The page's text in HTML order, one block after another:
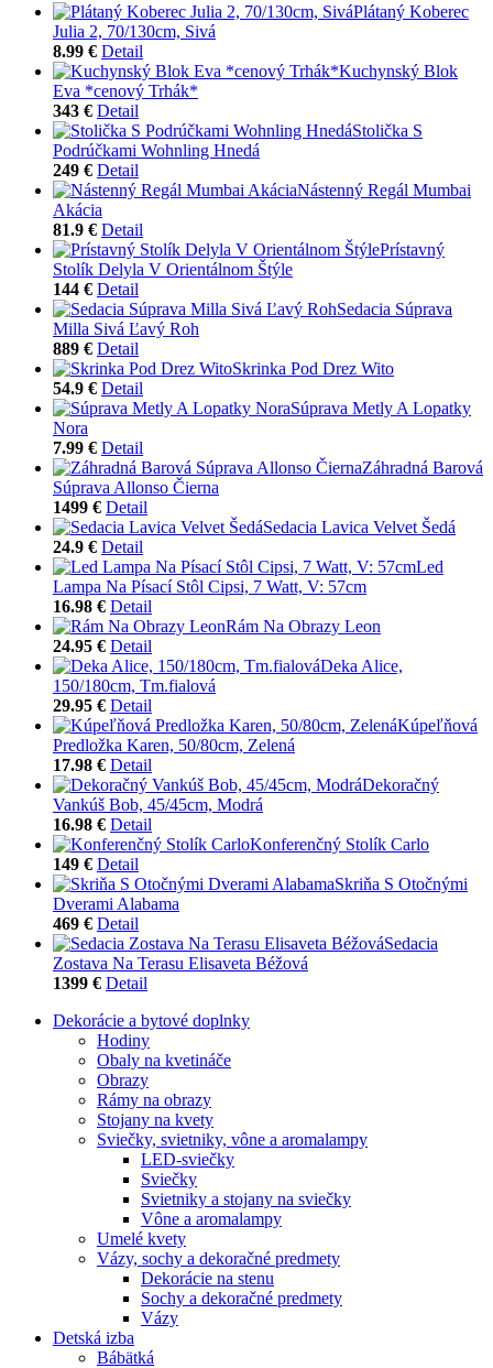
Plátaný Koberec
Julia 2, 70/130cm, Sivá
8.99 € Detail
Kuchynský Blok
Eva *cenový Trhák*
343 € Detail
Stolička S
Podrúčkami Wohnling Hnedá
249 € Detail
Nástenný Regál Mumbai
Akácia
81.9 € Detail
Prístavný
Stolík Delyla V Orientálnom Štýle
144 € Detail
Sedacia Súprava
Milla Sivá Ľavý Roh
889 € Detail
Skrinka Pod Drez Wito
54.9 € Detail
Súprava Metly A Lopatky
Nora
7.99 € Detail
Záhradná Barová
Súprava Allonso Čierna
1499 € Detail
Sedacia Lavica Velvet Šedá
24.9 € Detail
Led
Lampa Na Písací Stôl Cipsi, 7 Watt, V: 57cm
16.98 € Detail
Rám Na Obrazy Leon
24.95 € Detail
Deka Alice,
150/180cm, Tm.fialová
29.95 € Detail
Kúpeľňová
Predložka Karen, 50/80cm, Zelená
17.98 € Detail
Dekoračný
Vankúš Bob, 45/45cm, Modrá
16.98 € Detail
Konferenčný Stolík Carlo
149 € Detail
Skriňa S Otočnými
Dverami Alabama
469 € Detail
Sedacia
Zostava Na Terasu Elisaveta Béžová
1399 € Detail
Dekorácie a bytové doplnky
Hodiny
Obaly na kvetináče
Obrazy
Rámy na obrazy
Stojany na kvety
Sviečky, svietniky, vône a aromalampy
LED-sviečky
Sviečky
Svietniky a stojany na sviečky
Vône a aromalampy
Umelé kvety
Vázy, sochy a dekoračné predmety
Dekorácie na stenu
Sochy a dekoračné predmety
Vázy
Detská izba
Bábätká